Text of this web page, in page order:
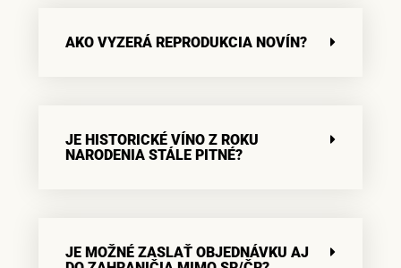
AKO VYZERÁ REPRODUKCIA NOVÍN?
JE HISTORICKÉ VÍNO Z ROKU
NARODENIA STÁLE PITNÉ?
JE MOŽNÉ ZASLAŤ OBJEDNÁVKU AJ